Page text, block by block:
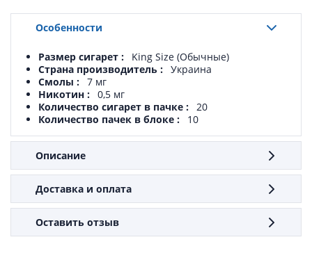
Особенности
Размер сигарет
King Size (Обычные)
Страна производитель
Украина
Смолы
7 мг
Никотин
0,5 мг
Количество сигарет в пачке
20
Количество пачек в блоке
10
Описание
Доставка и оплата
Оставить отзыв